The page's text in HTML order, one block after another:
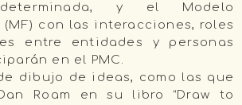
y el Modelo
con las interacciones, roles
entre entidades y personas
en el PMC.
dibujo de ideas, como las que
Roam en su libro “Draw to